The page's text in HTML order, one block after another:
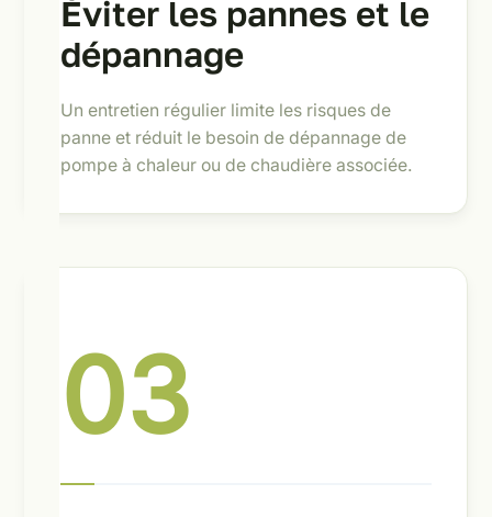
Éviter les pannes et le
dépannage
Un entretien régulier limite les risques de
panne et réduit le besoin de dépannage de
pompe à chaleur ou de chaudière associée.
03